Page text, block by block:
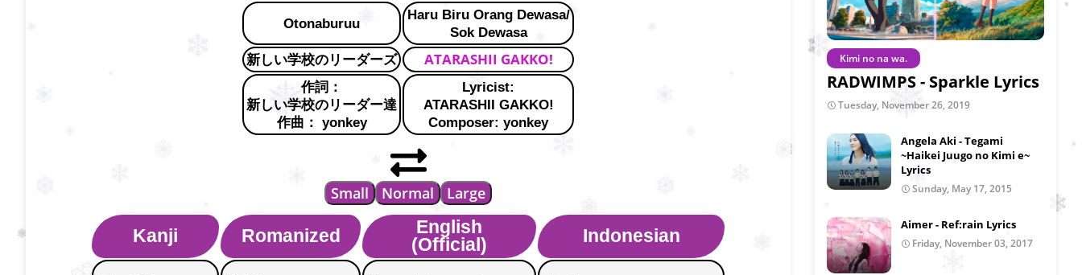
Otonaburuu
Haru Biru Orang Dewasa/
Sok Dewasa
新しい学校のリーダーズ
ATARASHII GAKKO!
作詞：
新しい学校のリーダー達
作曲： yonkey
Lyricist:
ATARASHII GAKKO!
Composer: yonkey
Small Normal Large
Kanji Romanized
English
(Official)
Indonesian
Kimi no na wa.
RADWIMPS - Sparkle Lyrics
Tuesday, November 26, 2019
Angela Aki - Tegami
~Haikei Juugo no Kimi e~
Lyrics
Sunday, May 17, 2015
Aimer - Ref:rain Lyrics
Friday, November 03, 2017